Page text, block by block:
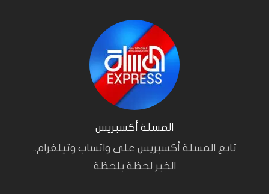
المسلة أكسبريس
تابع المسلة أكسبريس على واتساب وتيلغرام..
الخبر لحظة بلحظة